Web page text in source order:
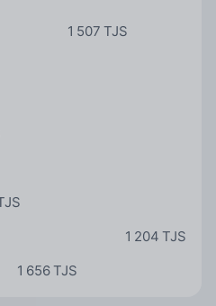
1 507 TJS
1 204 TJS
1 656 TJS